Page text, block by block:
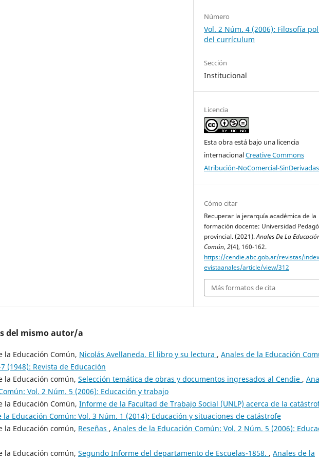
Número
Vol. 2 Núm. 4 (2006): Filosofía
del currículum
Sección
Institucional
Licencia
Esta obra está bajo una licencia
internacionalCreative Commons
Atribución-NoComercial-
Cómo citar
Recuperar la jerarquía académica de la
formación docente: Universidad
provincial. (2021).Anales De La
Común, 2(4), 160-162.
https://cendie.abc.gob.ar/revistas/
evistaanales/article/view/312
Más formatos de cita
del mismo autor/a
la Educación Común, Nicolás Avellaneda. El libro y su lectura , Anales de la Educación
(1948): Revista de Educación
la Educación común, Selección temática de obras y documentos ingresados al Cendie ,
Vol. 2 Núm. 5 (2006): Educación y trabajo
la Educación Común, Informe de la Facultad de Trabajo Social (UNLP) acerca de la
la Educación Común: Vol. 3 Núm. 1 (2014): Educación y situaciones de catástrofe
la Educación común, Reseñas , Anales de la Educación Común: Vol. 2 Núm. 5 (2006):
la Educación común, Segundo Informe del departamento de Escuelas-1858. , Anales de la